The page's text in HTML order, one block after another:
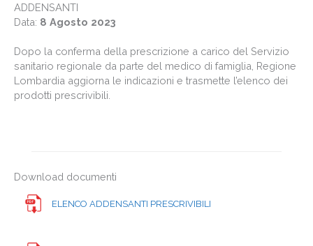
ADDENSANTI
Data: 8 Agosto 2023
‍Dopo la conferma della prescrizione a carico del Servizio
sanitario regionale da parte del medico di famiglia, Regione
Lombardia aggiorna le indicazioni e trasmette l’elenco dei
prodotti prescrivibili.
Download documenti
ELENCO ADDENSANTI PRESCRIVIBILI